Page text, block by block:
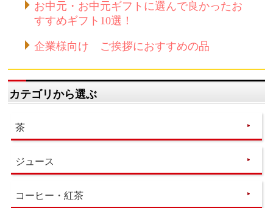
お中元・お中元ギフトに選んで良かったお
すすめギフト10選！
企業様向け ご挨拶におすすめの品
カテゴリから選ぶ
茶
ジュース
コーヒー・紅茶